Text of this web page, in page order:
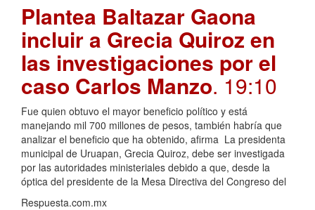
Plantea Baltazar Gaona
incluir a Grecia Quiroz en
las investigaciones por el
caso Carlos Manzo. 19:10
Fue quien obtuvo el mayor beneficio político y está
manejando mil 700 millones de pesos, también habría que
analizar el beneficio que ha obtenido, afirma La presidenta
municipal de Uruapan, Grecia Quiroz, debe ser investigada
por las autoridades ministeriales debido a que, desde la
óptica del presidente de la Mesa Directiva del Congreso del
Respuesta.com.mx